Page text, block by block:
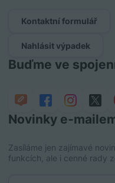
Kontaktní formulář
Nahlásit výpadek
Buďme ve
Novinky
Zasíláme jen zajímavé
funkcích, ale i cenné rady